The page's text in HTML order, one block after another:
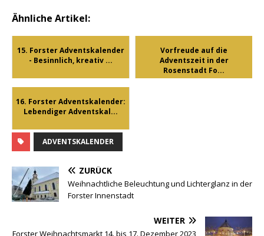
Ähnliche Artikel:
15. Forster Adventskalender
- Besinnlich, kreativ ...
Vorfreude auf die
Adventszeit in der
Rosenstadt Fo...
16. Forster Adventskalender:
Lebendiger Adventskal...
ADVENTSKALENDER
ZURÜCK
Weihnachtliche Beleuchtung und Lichterglanz in der
Forster Innenstadt
WEITER
Forster Weihnachtsmarkt 14. bis 17. Dezember 2023